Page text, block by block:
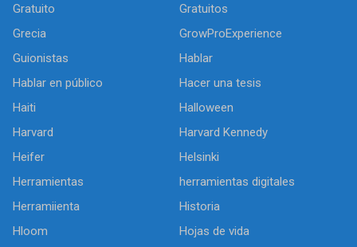
Gratuito
Gratuitos
Grecia
GrowProExperience
Guionistas
Hablar
Hablar en público
Hacer una tesis
Haiti
Halloween
Harvard
Harvard Kennedy
Heifer
Helsinki
Herramientas
herramientas digitales
Herramiienta
Historia
Hloom
Hojas de vida